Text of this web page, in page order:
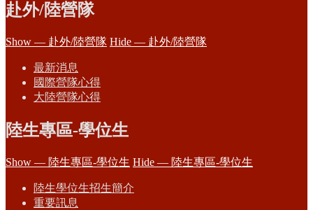
赴外/陸營隊
Show — 赴外/陸營隊 Hide — 赴外/陸營隊
最新消息
國際營隊心得
大陸營隊心得
陸生專區-學位生
Show — 陸生專區-學位生 Hide — 陸生專區-學位生
陸生學位生招生簡介
重要訊息